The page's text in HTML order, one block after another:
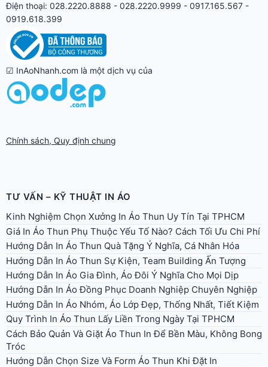
Điện thoại: 028.2220.8888 - 028.2220.9999 - 0917.165.567 -
0919.618.399
☑ InAoNhanh.com là một dịch vụ của
Chính sách, Quy định chung
TƯ VẤN – KỸ THUẬT IN ÁO
Kinh Nghiệm Chọn Xưởng In Áo Thun Uy Tín Tại TPHCM
Giá In Áo Thun Phụ Thuộc Yếu Tố Nào? Cách Tối Ưu Chi Phí
Hướng Dẫn In Áo Thun Quà Tặng Ý Nghĩa, Cá Nhân Hóa
Hướng Dẫn In Áo Thun Sự Kiện, Team Building Ấn Tượng
Hướng Dẫn In Áo Gia Đình, Áo Đôi Ý Nghĩa Cho Mọi Dịp
Hướng Dẫn In Áo Đồng Phục Doanh Nghiệp Chuyên Nghiệp
Hướng Dẫn In Áo Nhóm, Áo Lớp Đẹp, Thống Nhất, Tiết Kiệm
Quy Trình In Áo Thun Lấy Liền Trong Ngày Tại TPHCM
Cách Bảo Quản Và Giặt Áo Thun In Để Bền Màu, Không Bong
Tróc
Hướng Dẫn Chọn Size Và Form Áo Thun Khi Đặt In